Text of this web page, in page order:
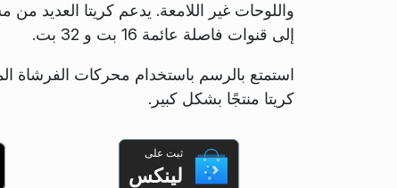
إلى قنوات فاصلة عائمة 16 بت و 32 بت.
استمتع بالرسم باستخدام محركات الفرشاة
كريتا منتجًا بشكل كبير.
ثبت على
لينكس